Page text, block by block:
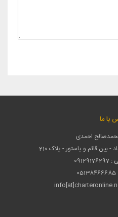
با ما
احمدی
بین قائم و پاستور - پلاک 210
:
09129176297
05138466685